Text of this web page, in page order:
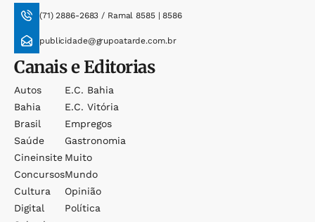
(71) 2886-2683 / Ramal 8585 | 8586
publicidade@grupoatarde.com.br
Canais e Editorias
Autos
Bahia
Brasil
Saúde
Cineinsite
Concursos
Cultura
Digital
E.c. Bahia
E.c. Vitória
Empregos
Gastronomia
Muito
Mundo
Opinião
Política